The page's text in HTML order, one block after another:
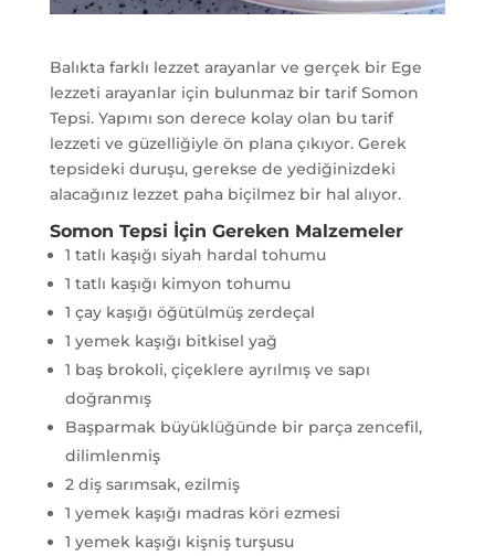
Balıkta farklı lezzet arayanlar ve gerçek bir Ege
lezzeti arayanlar için bulunmaz bir tarif Somon
Tepsi. Yapımı son derece kolay olan bu tarif
lezzeti ve güzelliğiyle ön plana çıkıyor. Gerek
tepsideki duruşu, gerekse de yediğinizdeki
alacağınız lezzet paha biçilmez bir hal alıyor.
Somon Tepsi İçin Gereken Malzemeler
1 tatlı kaşığı siyah hardal tohumu
1 tatlı kaşığı kimyon tohumu
1 çay kaşığı öğütülmüş zerdeçal
1 yemek kaşığı bitkisel yağ
1 baş brokoli, çiçeklere ayrılmış ve sapı
doğranmış
Başparmak büyüklüğünde bir parça zencefil,
dilimlenmiş
2 diş sarımsak, ezilmiş
1 yemek kaşığı madras köri ezmesi
1 yemek kaşığı kişniş turşusu